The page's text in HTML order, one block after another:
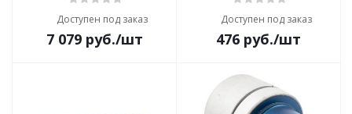
Доступен под заказ
7 079руб./шт
Доступен под заказ
476 руб./шт